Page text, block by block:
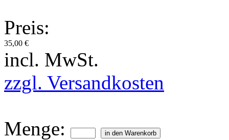
Preis:
35,00 €
incl. MwSt.
zzgl. Versandkosten
Menge: